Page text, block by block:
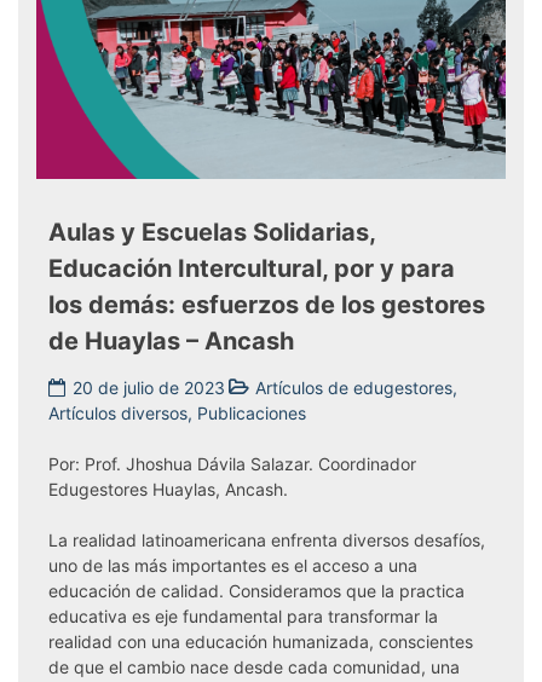
Aulas y Escuelas Solidarias,
Educación Intercultural, por y para
los demás: esfuerzos de los gestores
de Huaylas – Ancash
20 de julio de 2023 Artículos de edugestores,
Artículos diversos, Publicaciones
educación,
Por: Prof. Jhoshua Dávila Salazar. Coordinador
Edugestores Huaylas, Ancash.
La realidad latinoamericana enfrenta diversos desafíos,
uno de las más importantes es el acceso a una
educación de calidad. Consideramos que la practica
educativa es eje fundamental para transformar la
realidad con una educación humanizada, conscientes
de que el cambio nace desde cada comunidad, una